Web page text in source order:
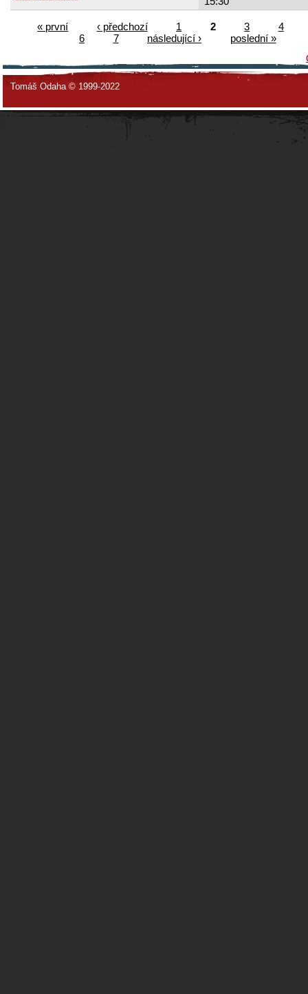
« první ‹ předchozí 1 2 3
4
6
7 následující ›
poslední »
Tomáš Odaha © 1999-2022